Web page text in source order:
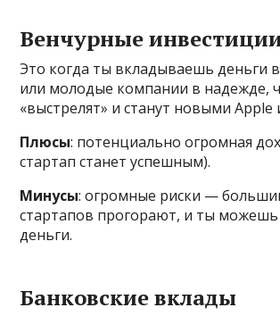
Венчурные
Это когда ты вкладываешь деньги
или молодые компании в надежде,
«выстрелят» и станут новыми Apple
Плюсы: потенциально огромная
стартап станет успешным).
Минусы: огромные риски —
стартапов прогорают, и ты можешь
деньги.
Банковские вклады